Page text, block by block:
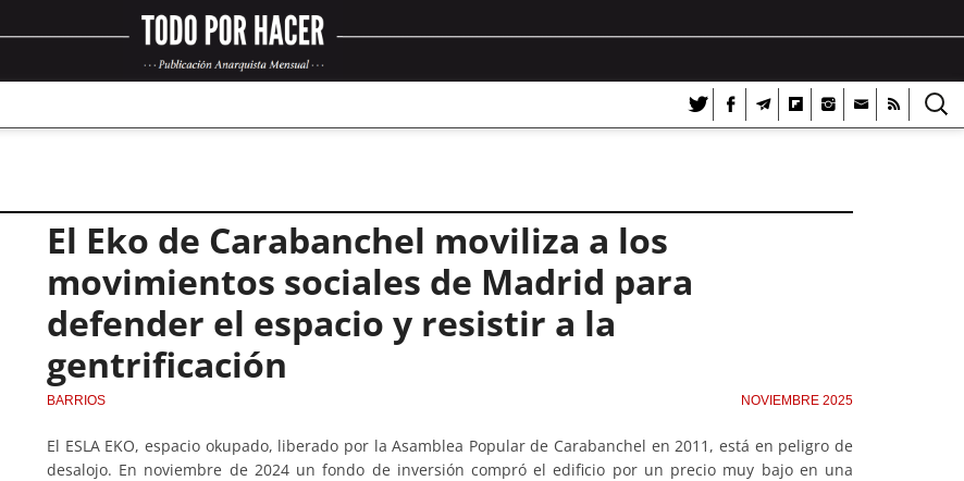
El Eko de Carabanchel moviliza a los
movimientos sociales de Madrid para
defender el espacio y resistir a la
gentrificación
BARRIOS NOVIEMBRE 2025
El ESLA EKO, espacio okupado, liberado por la Asamblea Popular de Carabanchel en 2011, está en peligro de
desalojo. En noviembre de 2024 un fondo de inversión compró el edificio por un precio muy bajo en una